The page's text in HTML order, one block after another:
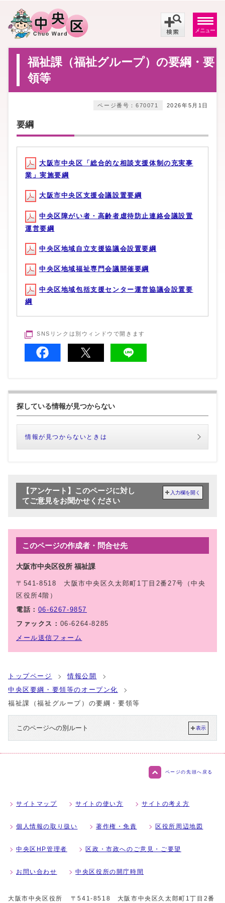
メニュー
福祉課（福祉グループ）の要綱・要
領等
2026年5月1日
ページ番号：670071
要綱
大阪市中央区「総合的な相談支援体制の充実事
業」実施要綱
大阪市中央区支援会議設置要綱
中央区障がい者・高齢者虐待防止連絡会議設置
運営要綱
中央区地域自立支援協議会設置要綱
中央区地域福祉専門会議開催要綱
中央区地域包括支援センター運営協議会設置要
綱
SNSリンクは別ウィンドウで開きます
探している情報が見つからない
情報が見つからないときは
【アンケート】このページに対し
てご意見をお聞かせください
入力欄を開く
このページの作成者・問合せ先
大阪市中央区役所 福祉課
〒541-8518 大阪市中央区久太郎町1丁目2番27号（中央
区役所4階）
電話： 06-6267-9857
ファックス： 06-6264-8285
メール送信フォーム
トップページ
情報公開
中央区要綱・要領等のオープン化
福祉課（福祉グループ）の要綱・要領等
このページへの別ルート 表示
ページの先頭へ戻る
サイトマップ サイトの使い方 サイトの考え方
個人情報の取り扱い 著作権・免責 区役所周辺地図
中央区HP管理者 区政・市政へのご意見・ご要望
お問い合わせ 中央区役所の開庁時間
大阪市中央区役所 〒541-8518 大阪市中央区久太郎町1丁目2番